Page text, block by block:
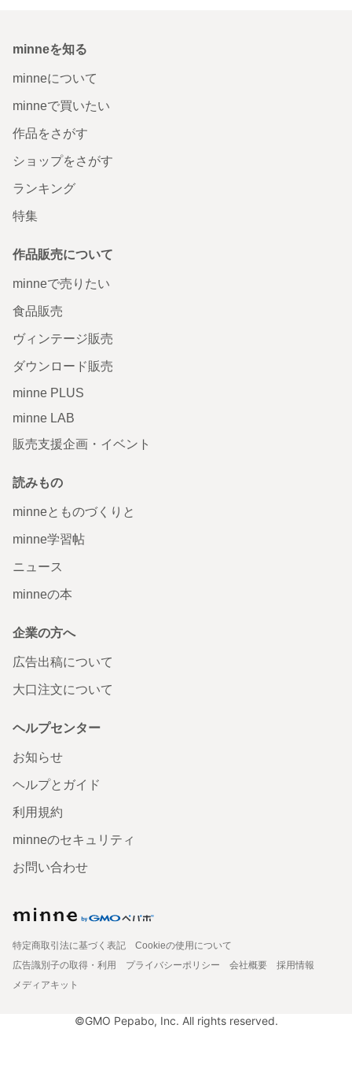
minneを知る
minneについて
minneで買いたい
作品をさがす
ショップをさがす
ランキング
特集
作品販売について
minneで売りたい
食品販売
ヴィンテージ販売
ダウンロード販売
minne PLUS
minne LAB
販売支援企画・イベント
読みもの
minneとものづくりと
minne学習帖
ニュース
minneの本
企業の方へ
広告出稿について
大口注文について
ヘルプセンター
お知らせ
ヘルプとガイド
利用規約
minneのセキュリティ
お問い合わせ
特定商取引法に基づく表記
Cookieの使用について
広告識別子の取得・利用
プライバシーポリシー 会社概要
採用情報
メディアキット
©GMO Pepabo, Inc. All rights reserved.